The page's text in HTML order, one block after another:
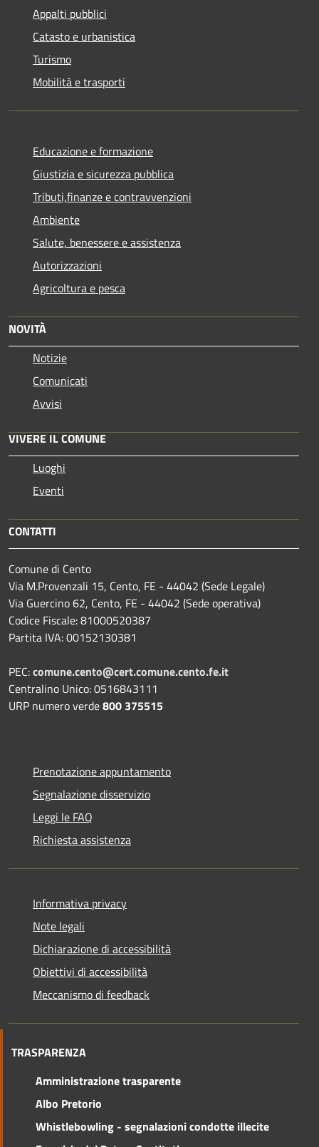
Appalti pubblici
Catasto e urbanistica
Turismo
Mobilità e trasporti
Educazione e formazione
Giustizia e sicurezza pubblica
Tributi,finanze e contravvenzioni
Ambiente
Salute, benessere e assistenza
Autorizzazioni
Agricoltura e pesca
NOVITÀ
Notizie
Comunicati
Avvisi
VIVERE IL COMUNE
Luoghi
Eventi
CONTATTI
Comune di Cento
Via M.Provenzali 15, Cento, FE - 44042 (Sede Legale)
Via Guercino 62, Cento, FE - 44042 (Sede operativa)
Codice Fiscale: 81000520387
Partita IVA: 00152130381
PEC:comune.cento@cert.comune.cento.fe.it
Centralino Unico: 0516843111
URP numero verde800 375515
Prenotazione appuntamento
Segnalazione disservizio
Leggi le FAQ
Richiesta assistenza
Informativa privacy
Note legali
Dichiarazione di accessibilità
Obiettivi di accessibilità
Meccanismo di feedback
TRASPARENZA
Amministrazione trasparente
Albo Pretorio
Whistlebowling - segnalazioni condotte illecite